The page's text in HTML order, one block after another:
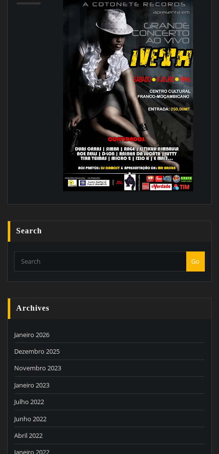
Search
Go
Archives
Janeiro 2026
Dezembro 2025
Novembro 2023
Janeiro 2023
Julho 2022
Junho 2022
Abril 2022
Janeiro 2022